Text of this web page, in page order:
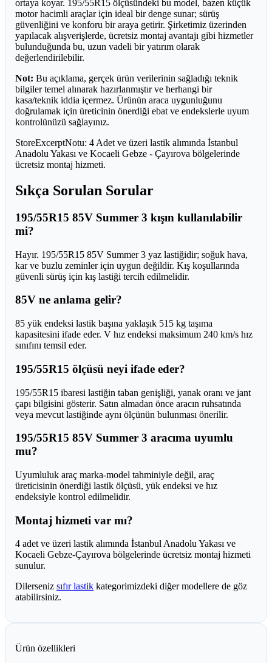
ortaya koyar. 195/55R15 ölçüsündeki bu model, bazen küçük
motor hacimli araçlar için ideal bir denge sunar; sürüş
güvenliğini ve konforu bir araya getirir. Şirketimiz üzerinden
yapılacak alışverişlerde, ücretsiz montaj avantajı gibi hizmetler
bulunduğunda bu, uzun vadeli bir yatırım olarak
değerlendirilebilir.
Not: Bu açıklama, gerçek ürün verilerinin sağladığı teknik
bilgiler temel alınarak hazırlanmıştır ve herhangi bir
kasa/teknik iddia içermez. Ürünün araca uygunluğunu
doğrulamak için üreticinin önerdiği ebat ve endekslerle uyum
kontrolünüzü sağlayınız.
StoreExcerptNotu: 4 Adet ve üzeri lastik alımında İstanbul
Anadolu Yakası ve Kocaeli Gebze - Çayırova bölgelerinde
ücretsiz montaj hizmeti.
Sıkça Sorulan Sorular
195/55R15 85V Summer 3 kışın kullanılabilir
mi?
Hayır. 195/55R15 85V Summer 3 yaz lastiğidir; soğuk hava,
kar ve buzlu zeminler için uygun değildir. Kış koşullarında
güvenli sürüş için kış lastiği tercih edilmelidir.
85V ne anlama gelir?
85 yük endeksi lastik başına yaklaşık 515 kg taşıma
kapasitesini ifade eder. V hız endeksi maksimum 240 km/s hız
sınıfını temsil eder.
195/55R15 ölçüsü neyi ifade eder?
195/55R15 ibaresi lastiğin taban genişliği, yanak oranı ve jant
çapı bilgisini gösterir. Satın almadan önce aracın ruhsatında
veya mevcut lastiğinde aynı ölçünün bulunması önerilir.
195/55R15 85V Summer 3 aracıma uyumlu
mu?
Uyumluluk araç marka-model tahminiyle değil, araç
üreticisinin önerdiği lastik ölçüsü, yük endeksi ve hız
endeksiyle kontrol edilmelidir.
Montaj hizmeti var mı?
4 adet ve üzeri lastik alımında İstanbul Anadolu Yakası ve
Kocaeli Gebze-Çayırova bölgelerinde ücretsiz montaj hizmeti
sunulur.
Dilerseniz sıfır lastik kategorimizdeki diğer modellere de göz
atabilirsiniz.
Ürün özellikleri